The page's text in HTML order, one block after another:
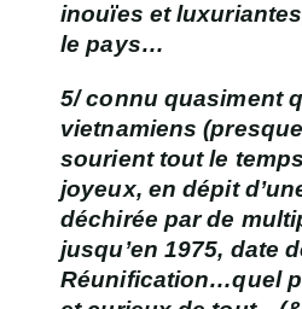
inouïes et
le pays…
5/ connu quasiment
vietnamiens
sourient tout le
joyeux, en dépit
déchirée par de
jusqu’en 1975, date
Réunification…quel